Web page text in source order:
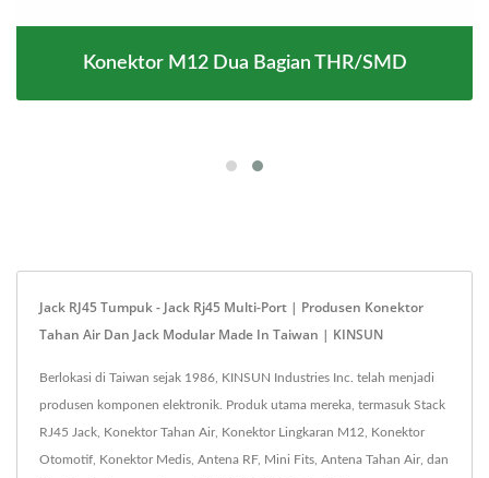
Konektor M12 Dua Bagian THR/SMD
Jack RJ45 Tumpuk - Jack Rj45 Multi-Port | Produsen Konektor
Tahan Air Dan Jack Modular Made In Taiwan | KINSUN
Berlokasi di Taiwan sejak 1986, KINSUN Industries Inc. telah menjadi
produsen komponen elektronik. Produk utama mereka, termasuk Stack
RJ45 Jack, Konektor Tahan Air, Konektor Lingkaran M12, Konektor
Otomotif, Konektor Medis, Antena RF, Mini Fits, Antena Tahan Air, dan